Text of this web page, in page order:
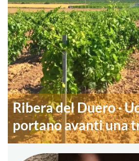
Ribera del Duero ·
portano avanti una